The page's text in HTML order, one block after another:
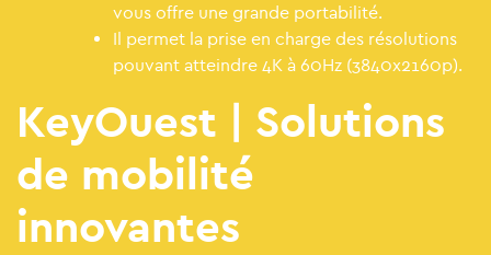
vous offre une grande portabilité.
Il permet la prise en charge des résolutions
pouvant atteindre 4K à 60Hz (3840x2160p).
KeyOuest | Solutions
de mobilité
innovantes